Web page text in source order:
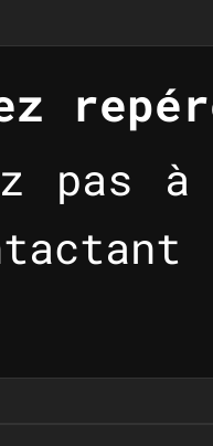
pas